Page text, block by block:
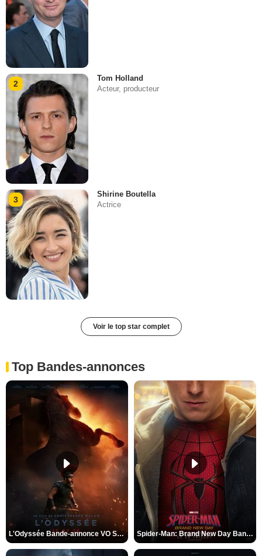
2
Tom Holland
Acteur, producteur
3
Shirine Boutella
Actrice
Voir le top star complet
Top Bandes-annonces
L'Odyssée Bande-annonce VO STFR Spider-Man: Brand New Day Bande-annonce VO STFR